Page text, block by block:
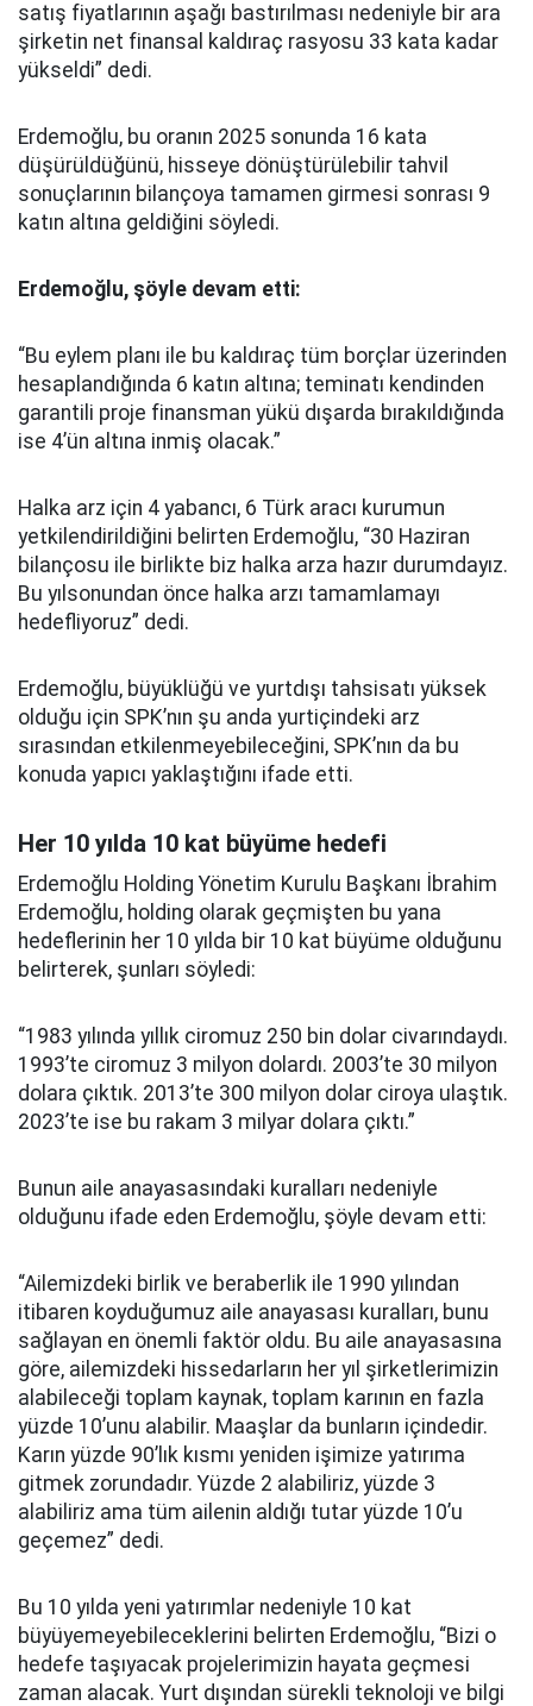
satış fiyatlarının aşağı bastırılması nedeniyle bir ara
şirketin net finansal kaldıraç rasyosu 33 kata kadar
yükseldi” dedi.
Erdemoğlu, bu oranın 2025 sonunda 16 kata
düşürüldüğünü, hisseye dönüştürülebilir tahvil
sonuçlarının bilançoya tamamen girmesi sonrası 9
katın altına geldiğini söyledi.
Erdemoğlu, şöyle devam etti:
“Bu eylem planı ile bu kaldıraç tüm borçlar üzerinden
hesaplandığında 6 katın altına; teminatı kendinden
garantili proje finansman yükü dışarda bırakıldığında
ise 4’ün altına inmiş olacak.”
Halka arz için 4 yabancı, 6 Türk aracı kurumun
yetkilendirildiğini belirten Erdemoğlu, “30 Haziran
bilançosu ile birlikte biz halka arza hazır durumdayız.
Bu yılsonundan önce halka arzı tamamlamayı
hedefliyoruz” dedi.
Erdemoğlu, büyüklüğü ve yurtdışı tahsisatı yüksek
olduğu için SPK’nın şu anda yurtiçindeki arz
sırasından etkilenmeyebileceğini, SPK’nın da bu
konuda yapıcı yaklaştığını ifade etti.
Her 10 yılda 10 kat büyüme hedefi
Erdemoğlu Holding Yönetim Kurulu Başkanı İbrahim
Erdemoğlu, holding olarak geçmişten bu yana
hedeflerinin her 10 yılda bir 10 kat büyüme olduğunu
belirterek, şunları söyledi:
“1983 yılında yıllık ciromuz 250 bin dolar civarındaydı.
1993’te ciromuz 3 milyon dolardı. 2003’te 30 milyon
dolara çıktık. 2013’te 300 milyon dolar ciroya ulaştık.
2023’te ise bu rakam 3 milyar dolara çıktı.”
Bunun aile anayasasındaki kuralları nedeniyle
olduğunu ifade eden Erdemoğlu, şöyle devam etti:
“Ailemizdeki birlik ve beraberlik ile 1990 yılından
itibaren koyduğumuz aile anayasası kuralları, bunu
sağlayan en önemli faktör oldu. Bu aile anayasasına
göre, ailemizdeki hissedarların her yıl şirketlerimizin
alabileceği toplam kaynak, toplam karının en fazla
yüzde 10’unu alabilir. Maaşlar da bunların içindedir.
Karın yüzde 90’lık kısmı yeniden işimize yatırıma
gitmek zorundadır. Yüzde 2 alabiliriz, yüzde 3
alabiliriz ama tüm ailenin aldığı tutar yüzde 10’u
geçemez” dedi.
Bu 10 yılda yeni yatırımlar nedeniyle 10 kat
büyüyemeyebileceklerini belirten Erdemoğlu, “Bizi o
hedefe taşıyacak projelerimizin hayata geçmesi
zaman alacak. Yurt dışından sürekli teknoloji ve bilgi